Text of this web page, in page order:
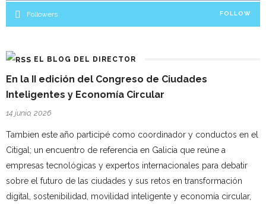
Followers FOLLOW
EL BLOG DEL DIRECTOR
En la II edición del Congreso de Ciudades
Inteligentes y Economía Circular
14 junio, 2026
Tambien este año participé como coordinador y conductos en el
Citigal; un encuentro de referencia en Galicia que reúne a
empresas tecnológicas y expertos internacionales para debatir
sobre el futuro de las ciudades y sus retos en transformación
digital, sostenibilidad, movilidad inteligente y economía circular,